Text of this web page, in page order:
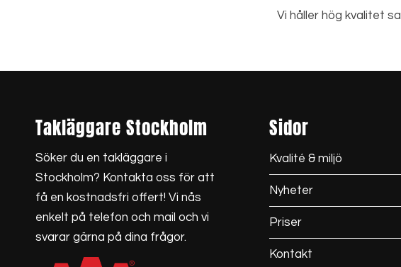
Vi håller hög kvalitet
Takläggare Stockholm
Söker du en takläggare i
Stockholm? Kontakta oss för att
få en kostnadsfri offert! Vi nås
enkelt på telefon och mail och vi
svarar gärna på dina frågor.
Sidor
Kvalité & miljö
Nyheter
Priser
Kontakt